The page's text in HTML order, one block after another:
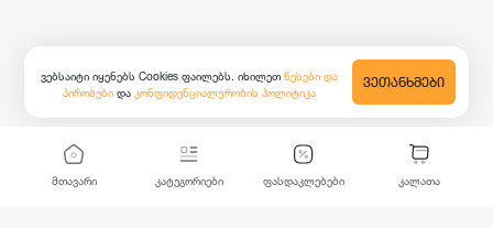
მთავარი კატეგორიები ფასდაკლებები კალათა
ვებსაიტი იყენებს Cookies ფაილებს. იხილეთ წესები და
პირობები და კონფიდენციალურობის პოლიტიკა
ᲕᲔᲗᲐᲜᲮᲛᲔᲑᲘ